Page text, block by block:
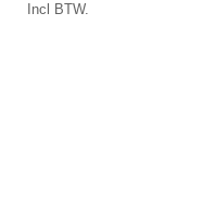
Incl BTW.